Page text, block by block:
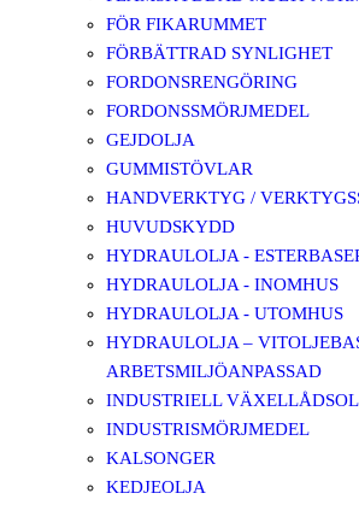
FÖR FIKARUMMET
FÖRBÄTTRAD SYNLIGHET
FORDONSRENGÖRING
FORDONSSMÖRJMEDEL
GEJDOLJA
GUMMISTÖVLAR
HANDVERKTYG /
HUVUDSKYDD
HYDRAULOLJA -
HYDRAULOLJA - INOMHUS
HYDRAULOLJA - UTOMHUS
HYDRAULOLJA –
ARBETSMILJÖANPASSAD
INDUSTRIELL
INDUSTRISMÖRJMEDEL
KALSONGER
KEDJEOLJA